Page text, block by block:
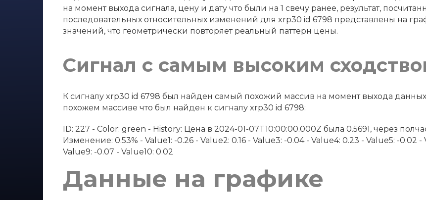
на момент выхода сигнала, цену и дату что были на 1 свечу ранее, результат,
последовательных относительных изменений для xrp30 id 6798 представлены на
значений, что геометрически повторяет реальный паттерн цены.
Сигнал с самым высоким
К сигналу xrp30 id 6798 был найден самый похожий массив на момент выхода
похожем массиве что был найден к сигналу xrp30 id 6798:
ID: 227 - Color: green - History: Цена в 2024-01-07T10:00:00.000Z была 0.5691, через
Изменение: 0.53% - Value1: -0.26 - Value2: 0.16 - Value3: -0.04 - Value4: 0.23 - Value5: -0.02 -
Value9: -0.07 - Value10: 0.02
Данные на графике